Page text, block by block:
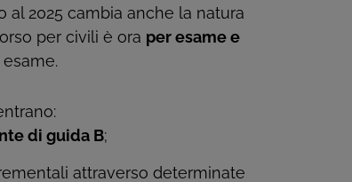
2025 cambia anche la natura
per civili è ora per esame e
di guida B;
attraverso determinate